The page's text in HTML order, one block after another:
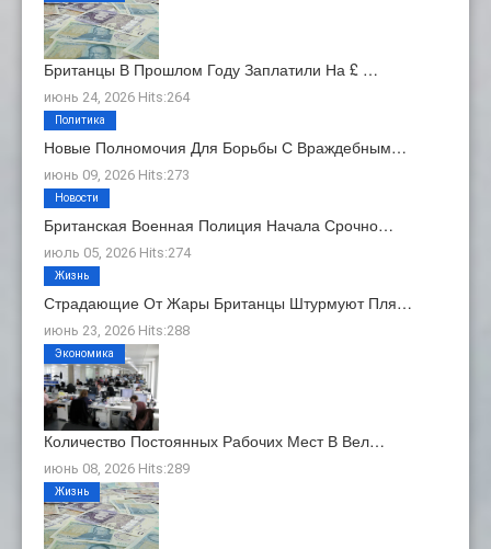
Британцы В Прошлом Году Заплатили На £ …
июнь 24, 2026 Hits:264
Новые Полномочия Для Борьбы С Враждебным…
июнь 09, 2026 Hits:273
Политика
Британская Военная Полиция Начала Срочно…
июль 05, 2026 Hits:274
Новости
Страдающие От Жары Британцы Штурмуют Пля…
июнь 23, 2026 Hits:288
Жизнь
Количество Постоянных Рабочих Мест В Вел…
июнь 08, 2026 Hits:289
Экономика
Жизнь